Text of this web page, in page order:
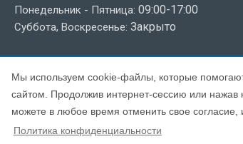
Мы используем cookie-файлы, которые
сайтом. Продолжив интернет-сессию или нажав
можете в любое время отменить свое
Политика конфиденциальности
Понедельник - Пятница: 09:00-17:00
Суббота, Воскресенье: Закрыто
Copyright © 2021, Super Selection, Все права